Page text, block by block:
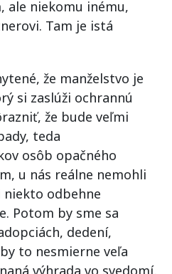
ale niekomu inému,
Tam je istá
že manželstvo je
si zaslúži ochrannú
že bude veľmi
teda
osôb opačného
u nás reálne nemohli
niekto odbehne
Potom by sme sa
dedení,
to nesmierne veľa
výhrada vo svedomí,